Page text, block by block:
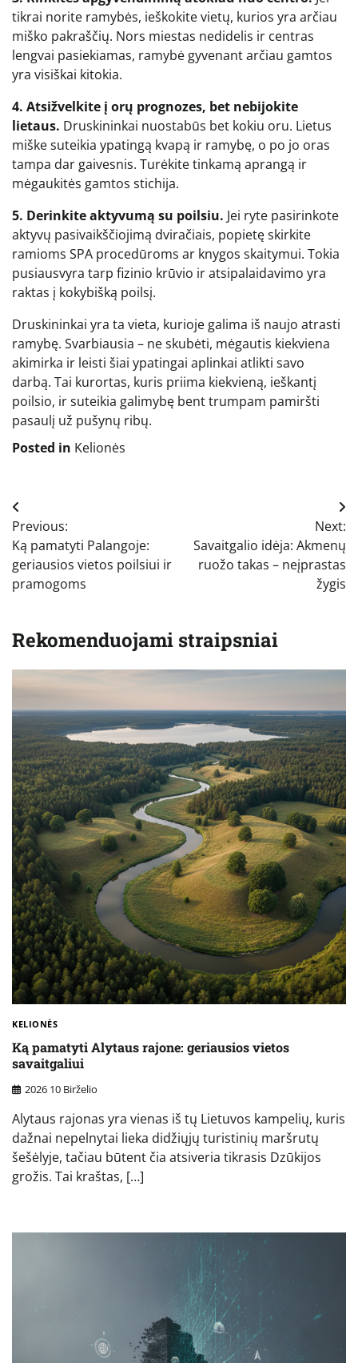
tikrai norite ramybės, ieškokite vietų, kurios yra arčiau
miško pakraščių. Nors miestas nedidelis ir centras
lengvai pasiekiamas, ramybė gyvenant arčiau gamtos
yra visiškai kitokia.
4. Atsižvelkite į orų prognozes, bet nebijokite
lietaus. Druskininkai nuostabūs bet kokiu oru. Lietus
miške suteikia ypatingą kvapą ir ramybę, o po jo oras
tampa dar gaivesnis. Turėkite tinkamą aprangą ir
mėgaukitės gamtos stichija.
5. Derinkite aktyvumą su poilsiu. Jei ryte pasirinkote
aktyvų pasivaikščiojimą dviračiais, popietę skirkite
ramioms SPA procedūroms ar knygos skaitymui. Tokia
pusiausvyra tarp fizinio krūvio ir atsipalaidavimo yra
raktas į kokybišką poilsį.
Druskininkai yra ta vieta, kurioje galima iš naujo atrasti
ramybę. Svarbiausia – ne skubėti, mėgautis kiekviena
akimirka ir leisti šiai ypatingai aplinkai atlikti savo
darbą. Tai kurortas, kuris priima kiekvieną, ieškantį
poilsio, ir suteikia galimybę bent trumpam pamiršti
pasaulį už pušynų ribų.
Posted in Kelionės
Navigacija
tarp
įrašų
Previous:
Ką pamatyti Palangoje:
geriausios vietos poilsiui ir
pramogoms
Next:
Savaitgalio idėja: Akmenų
ruožo takas – neįprastas
žygis
Rekomenduojami straipsniai
KELIONĖS
Ką pamatyti Alytaus rajone: geriausios vietos
savaitgaliui
2026 10 Birželio
Alytaus rajonas yra vienas iš tų Lietuvos kampelių, kuris
dažnai nepelnytai lieka didžiųjų turistinių maršrutų
šešėlyje, tačiau būtent čia atsiveria tikrasis Dzūkijos
grožis. Tai kraštas, […]